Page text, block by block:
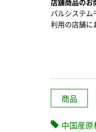
店舗商品のお
パルシステム
利用の店舗に
商品
中国産原